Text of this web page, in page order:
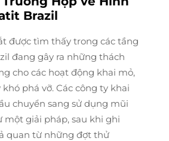
Brazil
được tìm thấy trong các tầng
đang gây ra những thách
cho các hoạt động khai mỏ,
phá vỡ. Các công ty khai
chuyển sang sử dụng mũi
một giải pháp, sau khi ghi
quan từ những đợt thử